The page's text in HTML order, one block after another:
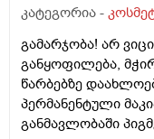
ნამდვილად?
თმა?
კატეგორია -
გამარჯობა! არ
განყოფილება,
წარბებზე
პერმანენტული
განმავლობაში